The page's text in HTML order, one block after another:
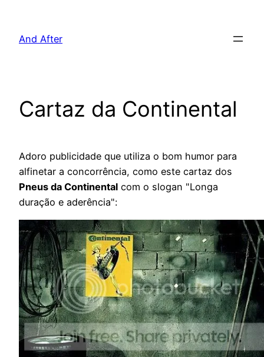
And After
Cartaz da Continental
Adoro publicidade que utiliza o bom humor para
alfinetar a concorrência, como este cartaz dos
Pneus da Continental com o slogan "Longa
duração e aderência":